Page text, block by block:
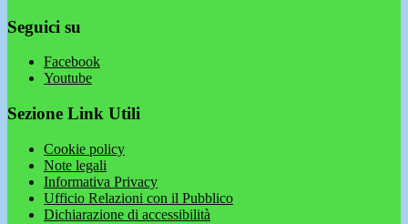
Seguici su
Facebook
Youtube
Sezione Link Utili
Cookie policy
Note legali
Informativa Privacy
Ufficio Relazioni con il Pubblico
Dichiarazione di accessibilità